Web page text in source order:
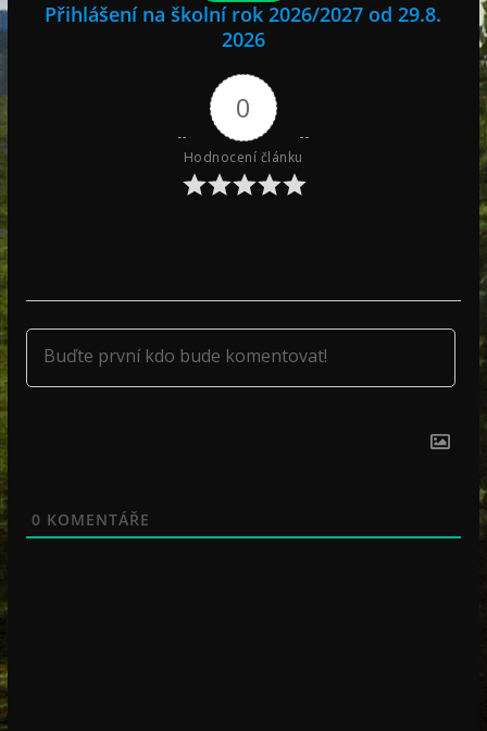
Přihlášení na školní rok 2026/2027 od 29.8.
2026
0
Hodnocení článku
0 KOMENTÁŘE